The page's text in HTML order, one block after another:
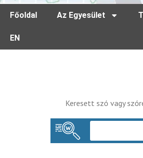
Főoldal Az Egyesület
EN
Keresett szó vagy